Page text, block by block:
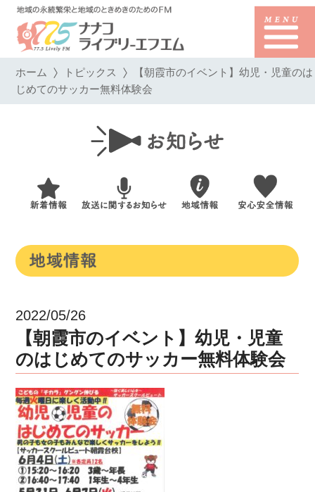
ホーム トピックス 【朝霞市のイベント】幼児・児童のは
じめてのサッカー無料体験会
2022/05/26
【朝霞市のイベント】幼児・児童
のはじめてのサッカー無料体験会